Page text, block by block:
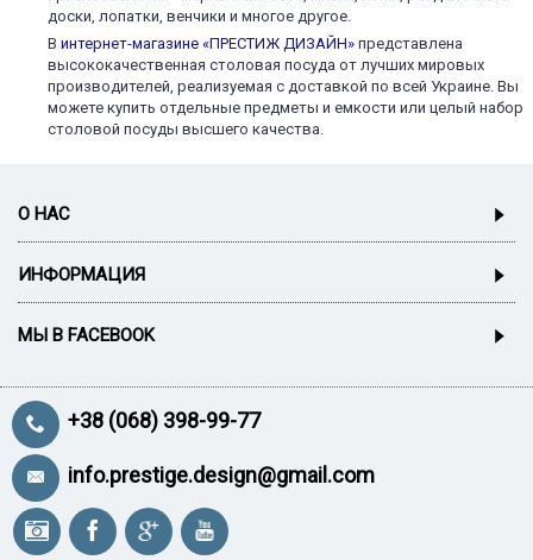
доски, лопатки, венчики и многое другое.
В интернет-магазине «ПРЕСТИЖ ДИЗАЙН» представлена
высококачественная столовая посуда от лучших мировых
производителей, реализуемая с доставкой по всей Украине. Вы
можете купить отдельные предметы и емкости или целый набор
столовой посуды высшего качества.
О НАС
ИНФОРМАЦИЯ
МЫ В FACEBOOK
+38 (068) 398-99-77
info.prestige.design@gmail.com